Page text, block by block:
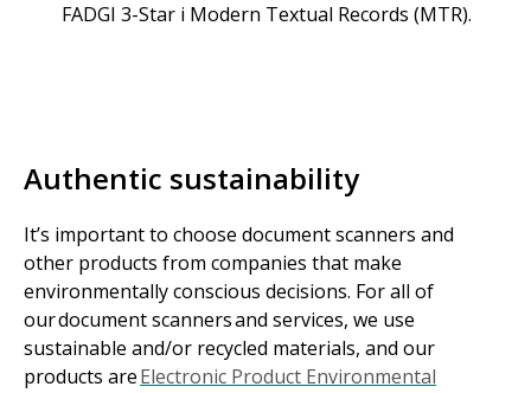
FADGI 3-Star i Modern Textual Records (MTR).
Authentic sustainability
It’s important to choose document scanners and
other products from companies that make
environmentally conscious decisions. For all of
our document scanners and services, we use
sustainable and/or recycled materials, and our
products areElectronic Product Environmental